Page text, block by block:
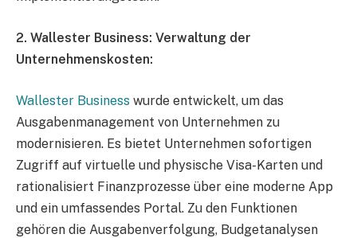
2. Wallester Business: Verwaltung der
Unternehmenskosten:
Wallester Business wurde entwickelt, um das
Ausgabenmanagement von Unternehmen zu
modernisieren. Es bietet Unternehmen sofortigen
Zugriff auf virtuelle und physische Visa-Karten und
rationalisiert Finanzprozesse über eine moderne App
und ein umfassendes Portal. Zu den Funktionen
gehören die Ausgabenverfolgung, Budgetanalysen